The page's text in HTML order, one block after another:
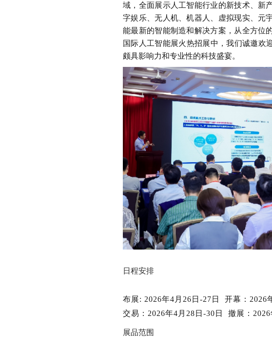
域，全面展示人工智能行业的新技术、新
字娱乐、无人机、机器人、虚拟现实、元
能最新的智能制造和解决方案 ， 从全方位
国际 人工智能展火热招展中 ，我们诚邀欢
颇具影响力和专业性的科技盛宴。
日程安排
布展: 2026年4 月 26日-27日 开幕： 2026
交易： 2026年4 月 28日-30日 撤展： 2026
展品范围